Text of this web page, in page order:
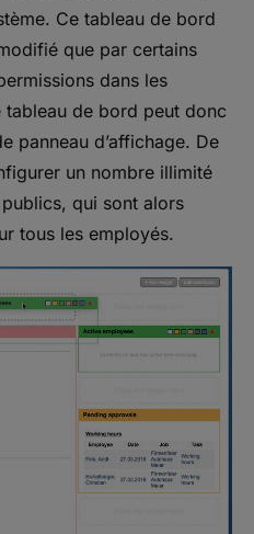
Ce tableau de bord
que par certains
dans les
tableau de bord peut donc
panneau d’affichage. De
un nombre illimité
qui sont alors
tous les employés.